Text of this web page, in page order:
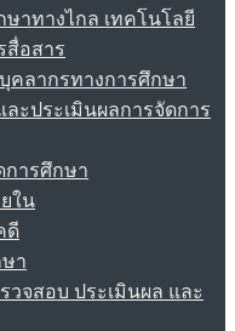
ษาทางไกล เทคโนโลยี
สื่อสาร
ลากรทางการศึกษา
ะประเมินผลการจัดการ
การศึกษา
ใน
ดี
า
จสอบ ประเมินผล และ